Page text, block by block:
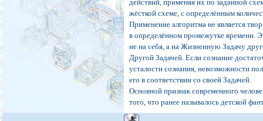
действий, применяя их по заданной
жёсткой схеме, с определённым
Применение алгоритма не является
в определённом промежутке времени.
не на себя, а на Жизненную Задачу
Другой Задачей. Если сознание
усталости сознания, невозможности
его в соответствии со своей Задачей.
Основной признак современного
того, что ранее называлось детской